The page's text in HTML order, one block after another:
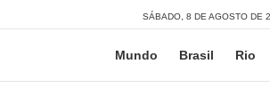
SÁBADO, 8 DE AGOSTO DE
Mundo Brasil Rio